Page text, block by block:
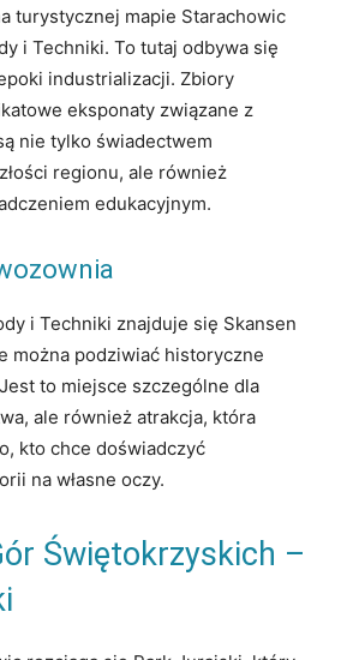
turystycznej mapie Starachowic
i Techniki. To tutaj odbywa się
industrializacji. Zbiory
eksponaty związane z
nie tylko świadectwem
regionu, ale również
edukacyjnym.
i Techniki znajduje się Skansen
można podziwiać historyczne
to miejsce szczególne dla
ale również atrakcja, która
kto chce doświadczyć
na własne oczy.
Świętokrzyskich –